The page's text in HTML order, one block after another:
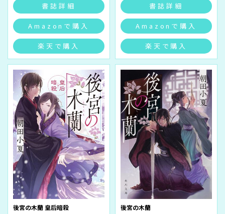
書誌詳細
Amazonで購入
楽天で購入
書誌詳細
Amazonで購入
楽天で購入
後宮の木蘭 皇后暗殺
後宮の木蘭